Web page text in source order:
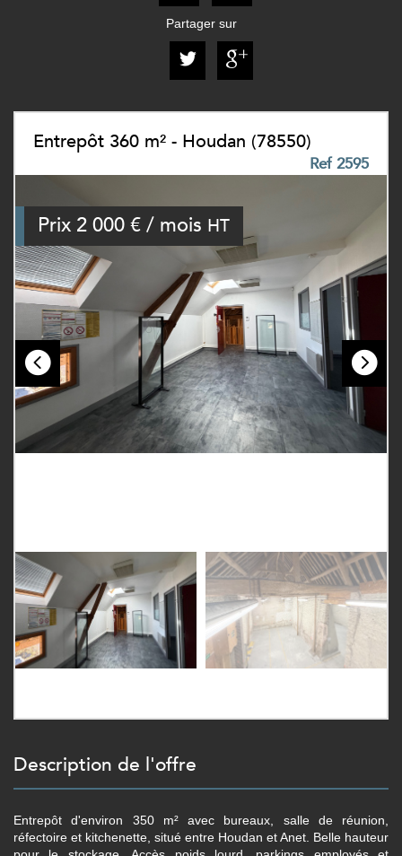
Partager sur
Entrepôt 360 m² - Houdan (78550)
Ref 2595
Prix 2 000 € / mois HT
description de l'offre
Entrepôt d'environ 350 m² avec bureaux, salle de réunion,
réfectoire et kitchenette, situé entre Houdan et Anet. Belle hauteur